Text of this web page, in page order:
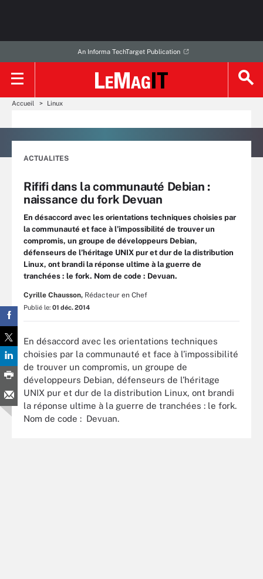
An Informa TechTarget Publication
Accueil Linux
ACTUALITES
Rififi dans la communauté Debian :
naissance du fork Devuan
En désaccord avec les orientations techniques choisies par
la communauté et face à l’impossibilité de trouver un
compromis, un groupe de développeurs Debian,
défenseurs de l’héritage UNIX pur et dur de la distribution
Linux, ont brandi la réponse ultime à la guerre de
tranchées : le fork. Nom de code : Devuan.
Cyrille Chausson, Rédacteur en Chef
Publié le: 01 déc. 2014
En désaccord avec les orientations techniques
choisies par la communauté et face à l’impossibilité
de trouver un compromis, un groupe de
développeurs Debian, défenseurs de l’héritage
UNIX pur et dur de la distribution Linux, ont brandi
la réponse ultime à la guerre de tranchées : le fork.
Nom de code : Devuan.